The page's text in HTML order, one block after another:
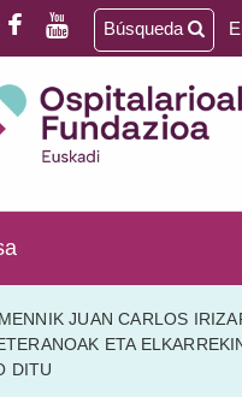
principal
Búsqueda
JUAN CARLOS
ETA
DITU